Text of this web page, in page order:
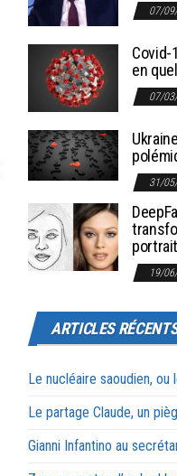
07/
Covid-
en
07/
31/
19/
ARTICLES
Le nucléaire saoudien, ou
Le partage Claude, un
Gianni Infantino au